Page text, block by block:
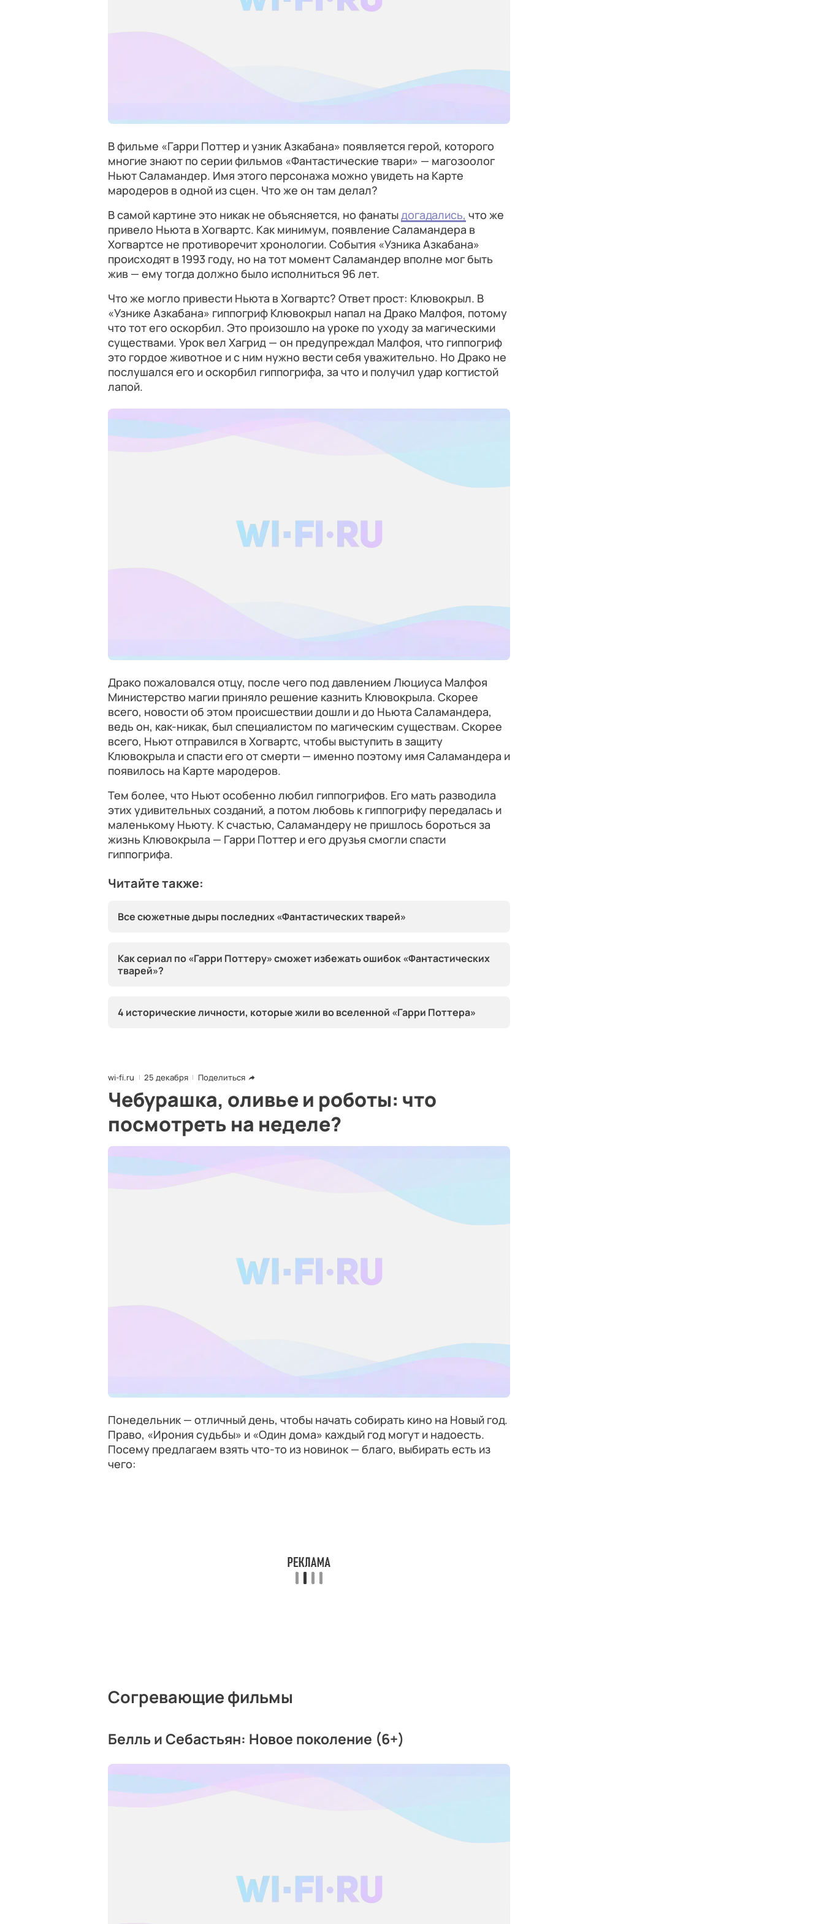
В фильме «Гарри Поттер и узник Азкабана» появляется герой, которого
многие знают по серии фильмов «Фантастические твари» — магозоолог
Ньют Саламандер. Имя этого персонажа можно увидеть на Карте
мародеров в одной из сцен. Что же он там делал?
В самой картине это никак не объясняется, но фанатыдогадались, что же
привело Ньюта в Хогвартс. Как минимум, появление Саламандера в
Хогвартсе не противоречит хронологии. События «Узника Азкабана»
происходят в 1993 году, но на тот момент Саламандер вполне мог быть
жив — ему тогда должно было исполниться 96 лет.
Что же могло привести Ньюта в Хогвартс? Ответ прост: Клювокрыл. В
«Узнике Азкабана» гиппогриф Клювокрыл напал на Драко Малфоя, потому
что тот его оскорбил. Это произошло на уроке по уходу за магическими
существами. Урок вел Хагрид — он предупреждал Малфоя, что гиппогриф
это гордое животное и с ним нужно вести себя уважительно. Но Драко не
послушался его и оскорбил гиппогрифа, за что и получил удар когтистой
лапой.
Драко пожаловался отцу, после чего под давлением Люциуса Малфоя
Министерство магии приняло решение казнить Клювокрыла. Скорее
всего, новости об этом происшествии дошли и до Ньюта Саламандера,
ведь он, как-никак, был специалистом по магическим существам. Скорее
всего, Ньют отправился в Хогвартс, чтобы выступить в защиту
Клювокрыла и спасти его от смерти — именно поэтому имя Саламандера и
появилось на Карте мародеров.
Тем более, что Ньют особенно любил гиппогрифов. Его мать разводила
этих удивительных созданий, а потом любовь к гиппогрифу передалась и
маленькому Ньюту. К счастью, Саламандеру не пришлось бороться за
жизнь Клювокрыла — Гарри Поттер и его друзья смогли спасти
гиппогрифа.
Читайте также:
Все сюжетные дыры последних «Фантастических тварей»
Как сериал по «Гарри Поттеру» сможет избежать ошибок «Фантастических
тварей»?
4 исторические личности, которые жили во вселенной «Гарри Поттера»
wi-fi.ru 25 декабря Поделиться
Чебурашка, оливье и роботы: что
посмотреть на неделе?
Понедельник — отличный день, чтобы начать собирать кино на Новый год.
Право, «Ирония судьбы» и «Один дома» каждый год могут и надоесть.
Посему предлагаем взять что-то из новинок — благо, выбирать есть из
чего:
Согревающие фильмы
Белль и Себастьян: Новое поколение (6+)